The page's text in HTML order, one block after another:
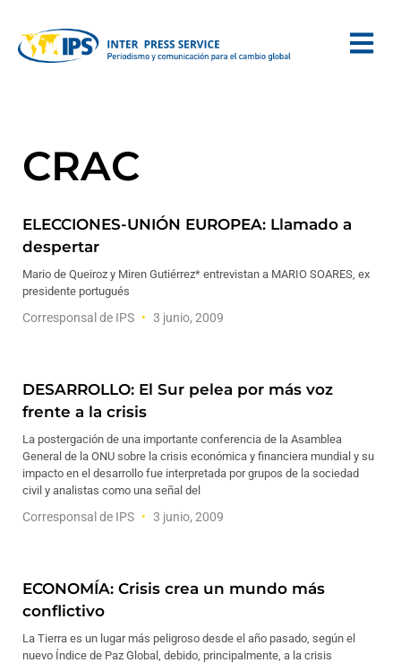
CRAC
ELECCIONES-UNIÓN EUROPEA: Llamado a
despertar
Mario de Queiroz y Miren Gutiérrez* entrevistan a MARIO SOARES, ex
presidente portugués
Corresponsal de IPS 3 junio, 2009
DESARROLLO: El Sur pelea por más voz
frente a la crisis
La postergación de una importante conferencia de la Asamblea
General de la ONU sobre la crisis económica y financiera mundial y su
impacto en el desarrollo fue interpretada por grupos de la sociedad
civil y analistas como una señal del
Corresponsal de IPS 3 junio, 2009
ECONOMÍA: Crisis crea un mundo más
conflictivo
La Tierra es un lugar más peligroso desde el año pasado, según el
nuevo Índice de Paz Global, debido, principalmente, a la crisis